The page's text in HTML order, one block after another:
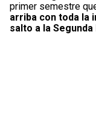
primer semestre
arriba con toda la
salto a la